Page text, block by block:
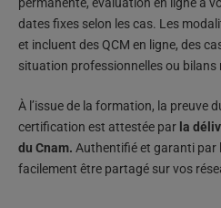
dates fixes selon les cas. Les
et incluent des QCM en ligne, des
situation professionnelles ou bilans
À l’issue de la formation, la preuve
certification est attestée par la
du Cnam. Authentifié et garanti par
facilement être partagé sur vos